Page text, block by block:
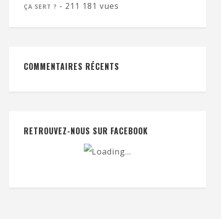
ÇA SERT ? - 211 181 vues
COMMENTAIRES RÉCENTS
RETROUVEZ-NOUS SUR FACEBOOK